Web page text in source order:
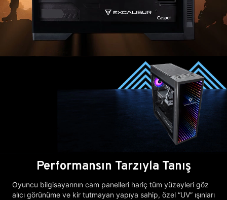
Performansın Tarzıyla Tanış
Oyuncu bilgisayarının cam panelleri hariç tüm yüzeyleri göz
alıcı görünüme ve kir tutmayan yapıya sahip, özel “UV” ışınları